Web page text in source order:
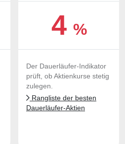
4 %
Der Dauerläufer-Indikator
prüft, ob Aktienkurse stetig
zulegen.
Rangliste der besten
Dauerläufer-Aktien